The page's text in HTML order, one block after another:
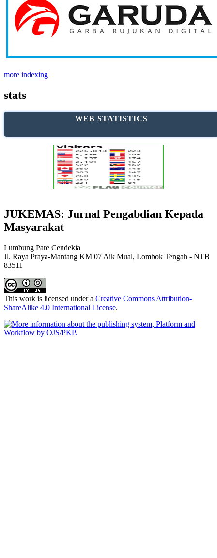
more indexing
stats
WEB STATISTICS
JUKEMAS: Jurnal Pengabdian Kepada
Masyarakat
Lumbung Pare Cendekia
Jl. Raya Praya-Mantang KM.07 Aik Mual, Lombok Tengah - NTB
83511
This work is licensed under a Creative Commons Attribution-
ShareAlike 4.0 International License.